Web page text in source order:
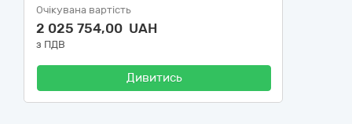
Очікувана вартість
2 025 754,00 UAH
з ПДВ
Дивитись